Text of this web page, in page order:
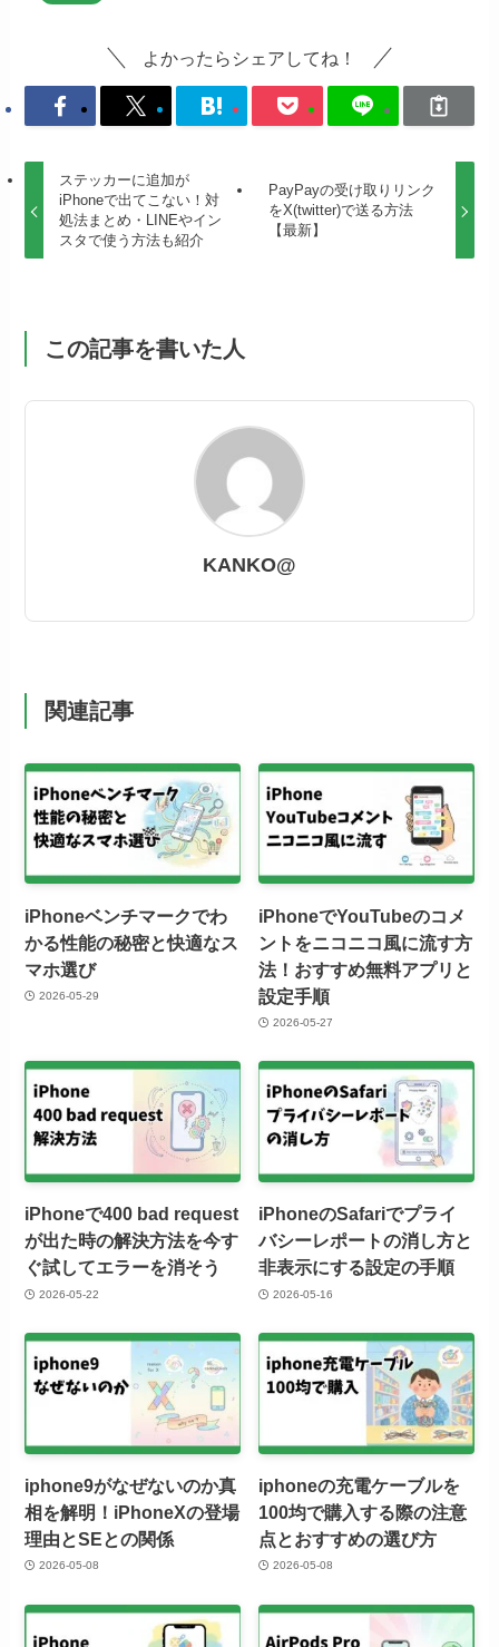
よかったらシェアしてね！
ステッカーに追加が
iPhoneで出てこない！対
処法まとめ・LINEやイン
スタで使う方法も紹介
PayPayの受け取りリンク
をX(twitter)で送る方法
【最新】
この記事を書いた人
KANKO@
関連記事
iPhoneベンチマークでわ
かる性能の秘密と快適なス
マホ選び
2026-05-29
iPhoneでYouTubeのコメ
ントをニコニコ風に流す方
法！おすすめ無料アプリと
設定手順
2026-05-27
iPhoneで400 bad request
が出た時の解決方法を今す
ぐ試してエラーを消そう
2026-05-22
iPhoneのSafariでプライ
バシーレポートの消し方と
非表示にする設定の手順
2026-05-16
iphone9がなぜないのか真
相を解明！iPhoneXの登場
理由とSEとの関係
2026-05-08
iphoneの充電ケーブルを
100均で購入する際の注意
点とおすすめの選び方
2026-05-08